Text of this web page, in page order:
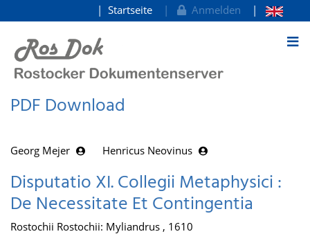
zum Inhalt
Startseite Anmelden
PDF Download
Georg Mejer Henricus Neovinus
Disputatio XI. Collegii Metaphysici :
De Necessitate Et Contingentia
Rostochii Rostochii: Myliandrus , 1610